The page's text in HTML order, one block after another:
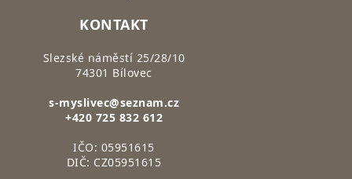
KONTAKT
Slezské náměstí 25/28/10
74301 Bílovec
s-myslivec@seznam.cz
+420 725 832 612
IČO: 05951615
DIČ: CZ05951615